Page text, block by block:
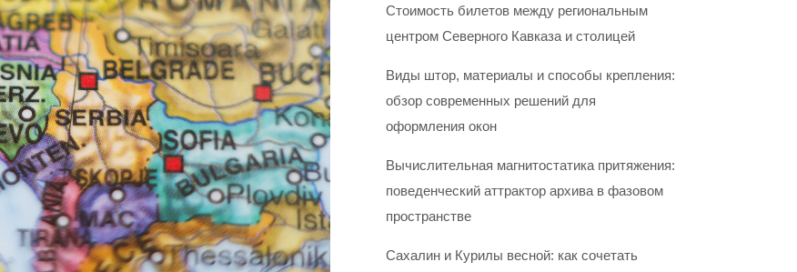
Стоимость билетов между региональным
центром Северного Кавказа и столицей
Виды штор, материалы и способы крепления:
обзор современных решений для
оформления окон
Вычислительная магнитостатика притяжения:
поведенческий аттрактор архива в фазовом
пространстве
Сахалин и Курилы весной: как сочетать